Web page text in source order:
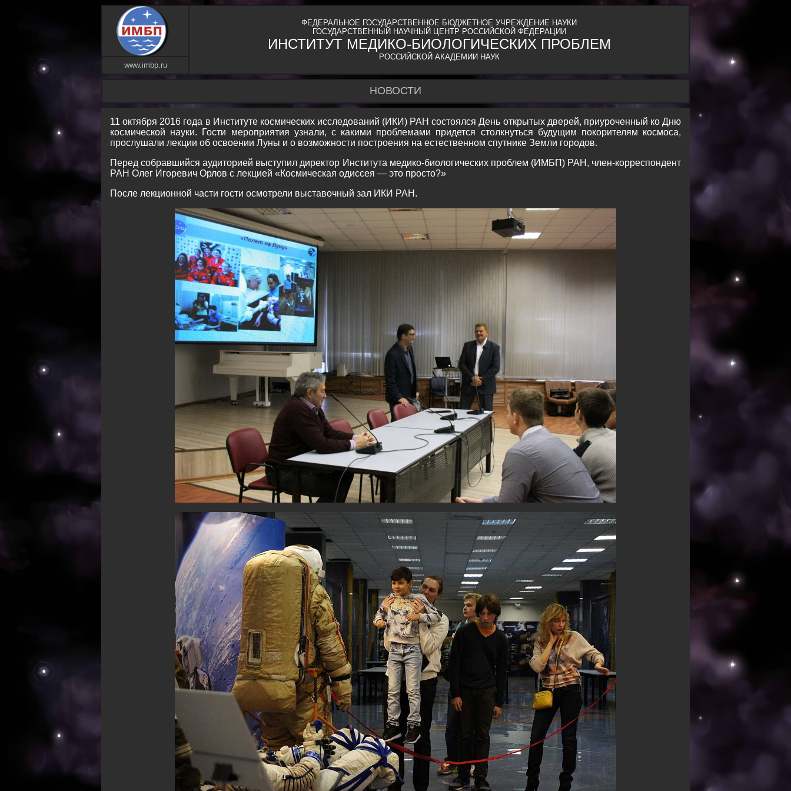
ФЕДЕРАЛЬНОЕ ГОСУДАРСТВЕННОЕ БЮДЖЕТНОЕ УЧРЕЖДЕНИЕ НАУКИ
ГОСУДАРСТВЕННЫЙ НАУЧНЫЙ ЦЕНТР РОССИЙСКОЙ ФЕДЕРАЦИИ
ИНСТИТУТ МЕДИКО-БИОЛОГИЧЕСКИХ ПРОБЛЕМ
РОССИЙСКОЙ АКАДЕМИИ НАУК
www.imbp.ru
НОВОСТИ
11 октября 2016 года в Институте космических исследований (ИКИ) РАН состоялся День открытых дверей, приуроченный ко Дню
космической науки. Гости мероприятия узнали, с какими проблемами придется столкнуться будущим покорителям космоса,
прослушали лекции об освоении Луны и о возможности построения на естественном спутнике Земли городов.
Перед собравшийся аудиторией выступил директор Института медико-биологических проблем (ИМБП) РАН, член-корреспондент
РАН Олег Игоревич Орлов с лекцией «Космическая одиссея — это просто?»
После лекционной части гости осмотрели выставочный зал ИКИ РАН.